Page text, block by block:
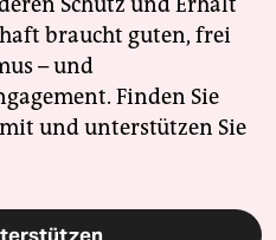
braucht guten, frei
– und
Finden Sie
und unterstützen Sie